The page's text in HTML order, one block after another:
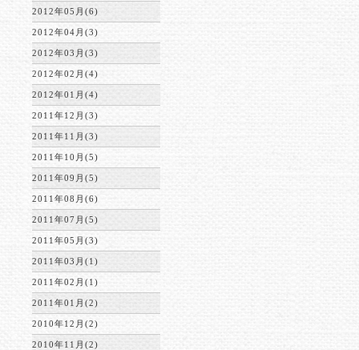
2012年05月(6)
2012年04月(3)
2012年03月(3)
2012年02月(4)
2012年01月(4)
2011年12月(3)
2011年11月(3)
2011年10月(5)
2011年09月(5)
2011年08月(6)
2011年07月(5)
2011年05月(3)
2011年03月(1)
2011年02月(1)
2011年01月(2)
2010年12月(2)
2010年11月(2)